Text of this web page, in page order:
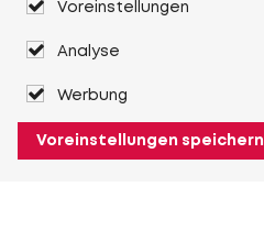
Voreinstellungen
Analyse
Werbung
Voreinstellungen speichern